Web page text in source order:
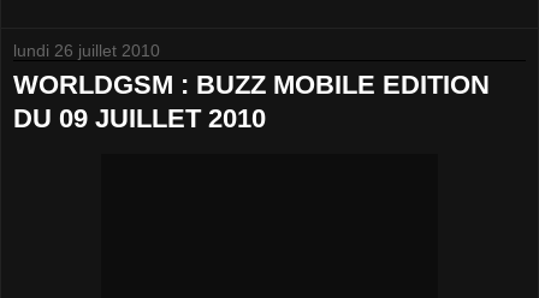
lundi 26 juillet 2010
WORLDGSM : BUZZ MOBILE EDITION
DU 09 JUILLET 2010